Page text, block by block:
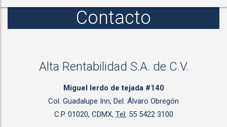
Contacto
Alta Rentabilidad S.A. de C.V.
Miguel lerdo de tejada #140
Col. Guadalupe Inn, Del. Álvaro Obregón
C.P. 01020, CDMX, Tel: 55 5422 3100